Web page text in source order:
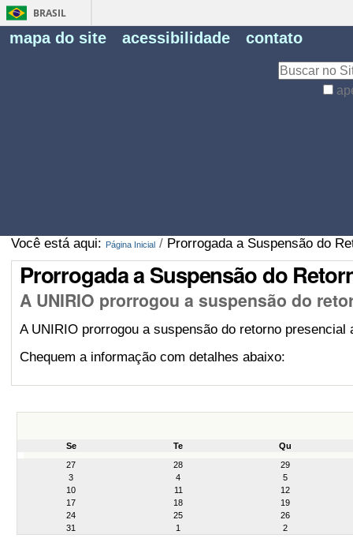
BRASIL
mapa do site acessibilidade contato
Você está aqui: Página Inicial / Prorrogada a Suspensão do
Prorrogada a Suspensão do
A UNIRIO prorrogou a suspensão do
A UNIRIO prorrogou a suspensão do retorno
Chequem a informação com detalhes abaixo:
Se Te
Qu
27
28
29
3
4
5
10
11
12
17
18
19
24
25
26
31
1 2